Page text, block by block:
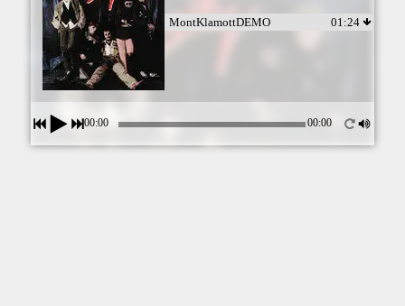
MontKlamottDEMO 01:24
00:00 00:00